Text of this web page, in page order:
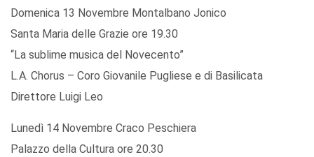
Domenica 13 Novembre Montalbano Jonico
Santa Maria delle Grazie ore 19.30
“La sublime musica del Novecento”
L.A. Chorus – Coro Giovanile Pugliese e di Basilicata
Direttore Luigi Leo
Lunedì 14 Novembre Craco Peschiera
Palazzo della Cultura ore 20.30